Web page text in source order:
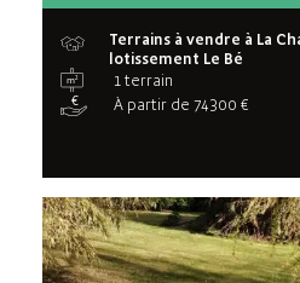
Terrains à vendre à La
lotissement Le Bé
1 terrain
À partir de 74300 €